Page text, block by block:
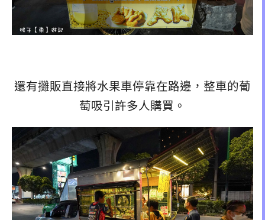
還有攤販直接將水果車停靠在路邊，整車的葡
萄吸引許多人購買。